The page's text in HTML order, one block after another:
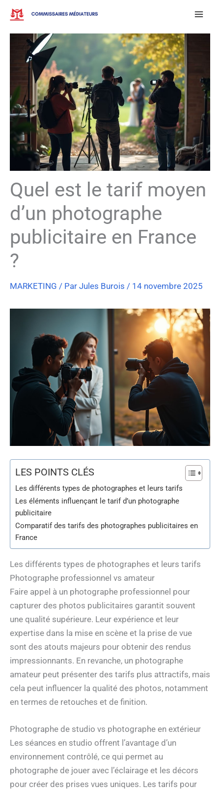
Aller
contenu
Quel est le tarif moyen
d’un photographe
publicitaire en France
?
MARKETING / Par Jules Burois / 14 novembre 2025
LES POINTS CLÉS
Les différents types de photographes et leurs tarifs
Les éléments influençant le tarif d’un photographe
publicitaire
Comparatif des tarifs des photographes publicitaires en
France
Les différents types de photographes et leurs tarifs
Photographe professionnel vs amateur
Faire appel à un photographe professionnel pour
capturer des photos publicitaires garantit souvent
une qualité supérieure. Leur expérience et leur
expertise dans la mise en scène et la prise de vue
sont des atouts majeurs pour obtenir des rendus
impressionnants. En revanche, un photographe
amateur peut présenter des tarifs plus attractifs, mais
cela peut influencer la qualité des photos, notamment
en termes de retouches et de finition.
Photographe de studio vs photographe en extérieur
Les séances en studio offrent l’avantage d’un
environnement contrôlé, ce qui permet au
photographe de jouer avec l’éclairage et les décors
pour créer des prises vues uniques. Les tarifs pour